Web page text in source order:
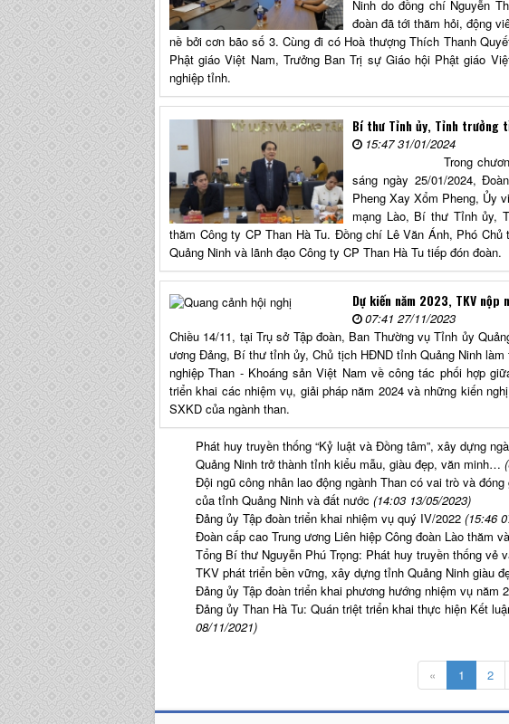
Ninh do đồng chí Nguyễn
đoàn đã tới thăm hỏi, động
nề bởi cơn bão số 3. Cùng đi có Hoà thượng Thích Thanh
Phật giáo Việt Nam, Trưởng Ban Trị sự Giáo hội Phật giáo
nghiệp tỉnh.
Bí thư Tỉnh ủy, Tỉnh trưởng
15:47 31/01/2024
Trong chương trình
sáng ngày 25/01/2024,
Pheng Xay Xổm Pheng, Ủy
mạng Lào, Bí thư Tỉnh ủy,
thăm Công ty CP Than Hà Tu. Đồng chí Lê Văn Ánh, Phó
Quảng Ninh và lãnh đạo Công ty CP Than Hà Tu tiếp đón đoàn.
Dự kiến năm 2023, TKV
07:41 27/11/2023
Chiều 14/11, tại Trụ sở Tập đoàn, Ban Thường vụ Tỉnh ủy
ương Đảng, Bí thư tỉnh ủy, Chủ tịch HĐND tỉnh Quảng Ninh
nghiệp Than - Khoáng sản Việt Nam về công tác phối hợp
triển khai các nhiệm vụ, giải pháp năm 2024 và những kiến
SXKD của ngành than.
Phát huy truyền thống “Kỷ luật và Đồng tâm”, xây dựng
Quảng Ninh trở thành tỉnh kiểu mẫu, giàu đẹp, văn minh…
Đội ngũ công nhân lao động ngành Than có vai trò và
của tỉnh Quảng Ninh và đất nước (14:03 13/05/2023)
Đảng ủy Tập đoàn triển khai nhiệm vụ quý IV/2022 (15:46
Đoàn cấp cao Trung ương Liên hiệp Công đoàn Lào thăm
Tổng Bí thư Nguyễn Phú Trọng: Phát huy truyền thống vẻ
TKV phát triển bền vững, xây dựng tỉnh Quảng Ninh giàu
Đảng ủy Tập đoàn triển khai phương hướng nhiệm vụ năm
Đảng ủy Than Hà Tu: Quán triệt triển khai thực hiện Kết
08/11/2021)
« 1 2